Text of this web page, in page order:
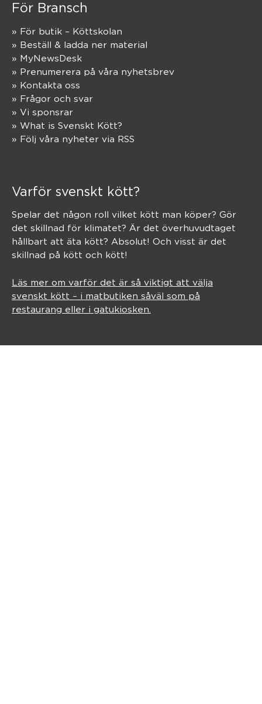
För Bransch
» För butik – Köttskolan
» Beställ & ladda ner material
» MyNewsDesk
» Prenumerera på våra nyhetsbrev
» Kontakta oss
» Frågor och svar
» Vi sponsrar
» What is Svenskt Kött?
» Följ våra nyheter via RSS
Varför svenskt kött?
Spelar det någon roll vilket kött man köper? Gör
det skillnad för klimatet? Är det överhuvudtaget
hållbart att äta kött? Absolut! Och visst är det
skillnad på kött och kött!
Läs mer om varför det är så viktigt att välja
svenskt kött – i matbutiken såväl som på
restaurang eller i gatukiosken.